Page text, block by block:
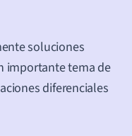
soluciones
importante tema de
diferenciales